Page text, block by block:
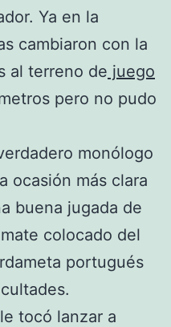
Ya en la
cambiaron con la
al terreno de juego
pero no pudo
monólogo
ocasión más clara
buena jugada de
colocado del
portugués
tocó lanzar a